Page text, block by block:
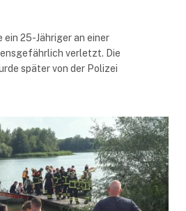
25-Jähriger an einer
verletzt. Die
später von der Polizei